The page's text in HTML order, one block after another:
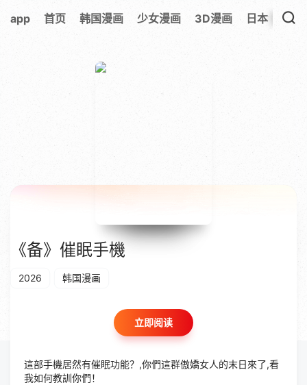
app 首页 韩国漫画 少女漫画 3D漫画 日本漫画
《备》催眠手機
2026 韩国漫画
立即阅读
這部手機居然有催眠功能？,你們這群傲嬌女人的末日來了,看
我如何教訓你們！